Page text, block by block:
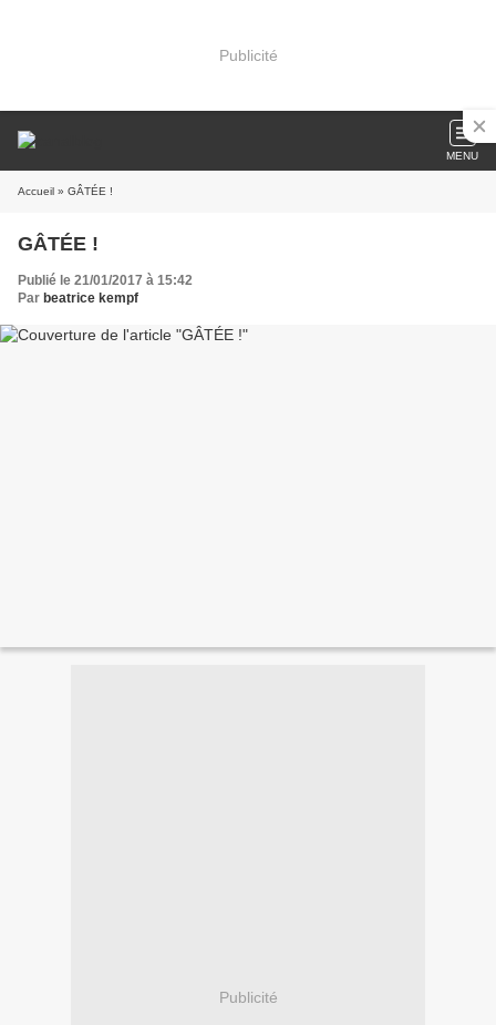
Publicité
MENU
Accueil » GÂTÉE !
GÂTÉE !
Publié le 21/01/2017 à 15:42
Par beatrice kempf
Publicité